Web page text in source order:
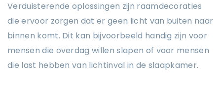
Verduisterende oplossingen zijn raamdecoraties
die ervoor zorgen dat er geen licht van buiten naar
binnen komt. Dit kan bijvoorbeeld handig zijn voor
mensen die overdag willen slapen of voor mensen
die last hebben van lichtinval in de slaapkamer.